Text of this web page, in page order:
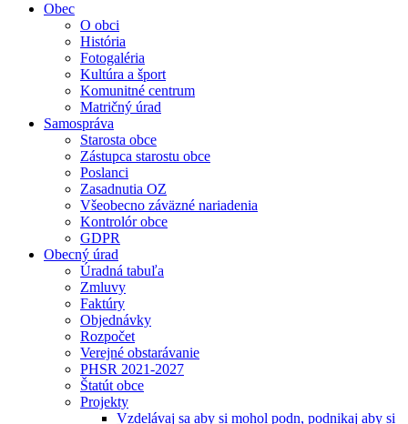
Obec
O obci
História
Fotogaléria
Kultúra a šport
Komunitné centrum
Matričný úrad
Samospráva
Starosta obce
Zástupca starostu obce
Poslanci
Zasadnutia OZ
Všeobecno záväzné nariadenia
Kontrolór obce
GDPR
Obecný úrad
Úradná tabuľa
Zmluvy
Faktúry
Objednávky
Rozpočet
Verejné obstarávanie
PHSR 2021-2027
Štatút obce
Projekty
Vzdelávaj sa aby si mohol podn, podnikaj aby si